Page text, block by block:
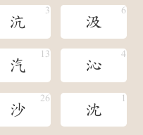
沆 汲
汽 沁
沙 沈